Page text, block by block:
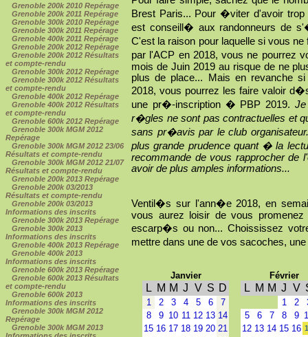
Grenoble 200k 2010 Repérage
Grenoble 200k 2011 Repérage
Grenoble 300k 2010 Repérage
Grenoble 300k 2011 Repérage
Grenoble 400k 2011 Repérage
Grenoble 200k 2012 Repérage
Grenoble 200k 2012 Résultats
et compte-rendu
Grenoble 300k 2012 Repérage
Grenoble 300k 2012 Résultats
et compte-rendu
Grenoble 400k 2012 Repérage
Grenoble 400k 2012 Résultats
et compte-rendu
Grenoble 600k 2012 Repérage
Grenoble 300k MGM 2012
Repérage
Grenoble 300k MGM 2012 23/06
Résultats et compte-rendu
Grenoble 300k MGM 2012 21/07
Résultats et compte-rendu
Grenoble 200k 2013 Repérage
Grenoble 200k 03/2013
Résultats et compte-rendu
Grenoble 200k 03/2013
Informations des inscrits
Grenoble 300k 2013 Repérage
Grenoble 300k 2013
Informations des inscrits
Grenoble 400k 2013 Repérage
Grenoble 400k 2013
Informations des inscrits
Grenoble 600k 2013 Repérage
Grenoble 600k 2013 Résultats
et compte-rendu
Grenoble 600k 2013
Informations des inscrits
Grenoble 300k MGM 2012
Repérage
Grenoble 300k MGM 2013
Brest Paris... Pour �viter d'avoir trop
est conseill� aux randonneurs de
C'est la raison pour laquelle si vous
par l'ACP en 2018, vous ne pourrez
mois de Juin 2019 au risque de ne
plus de place... Mais en revanche
2018, vous pourrez les faire valoir
une pr�-inscription � PBP 2019.
r�gles ne sont pas contractuelles et
sans pr�avis par le club
plus grande prudence quant � la
recommande de vous rapprocher de
avoir de plus amples informations...
Ventil�s sur l'ann�e 2018, en
vous aurez loisir de vous
escarp�s ou non... Choississez
mettre dans une de vos sacoches,
Janvier
L M M J V S D
1 2 3 4 5 6
7
8
9 10 11 12 13 14
15 16 17 18 19 20 21
Février
L M M J V
1 2
5
6 7 8 9
12 13 14 15 16